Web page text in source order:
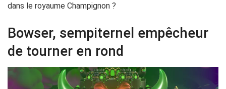
dans le royaume Champignon ?
Bowser, sempiternel empêcheur
de tourner en rond